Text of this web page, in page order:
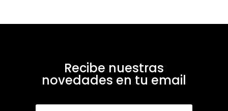
Recibe nuestras
novedades en tu email